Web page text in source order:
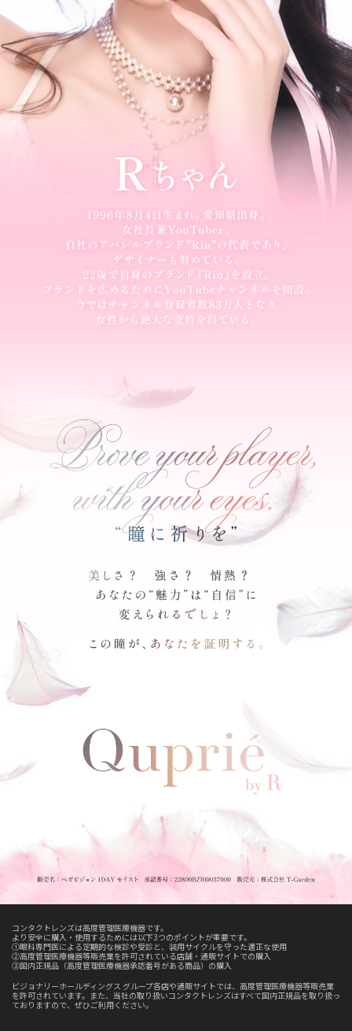
コンタクトレンズは高度管理医療機器です。
より安全に購入・使用するためには以下3つのポイントが重要です。
①眼科専門医による定期的な検診や受診と、装用サイクルを守った適正な使用
②高度管理医療機器等販売業を許可されている店舗・通販サイトでの購入
③国内正規品（高度管理医療機器承認番号がある商品）の購入
ビジョナリーホールディングス グループ各店や通販サイトでは、高度管理医療機器等販売業
を許可されています。また、当社の取り扱いコンタクトレンズはすべて国内正規品を取り扱っ
ておりますので、ぜひご利用ください。